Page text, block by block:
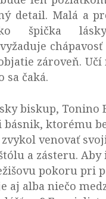
detail. Malá a
špička
chápavosť
zároveň. Učí
sa čaká.
biskup, Tonino
ktorému
venovať
a zásteru. Aby
pokoru pri
aj alba niečo